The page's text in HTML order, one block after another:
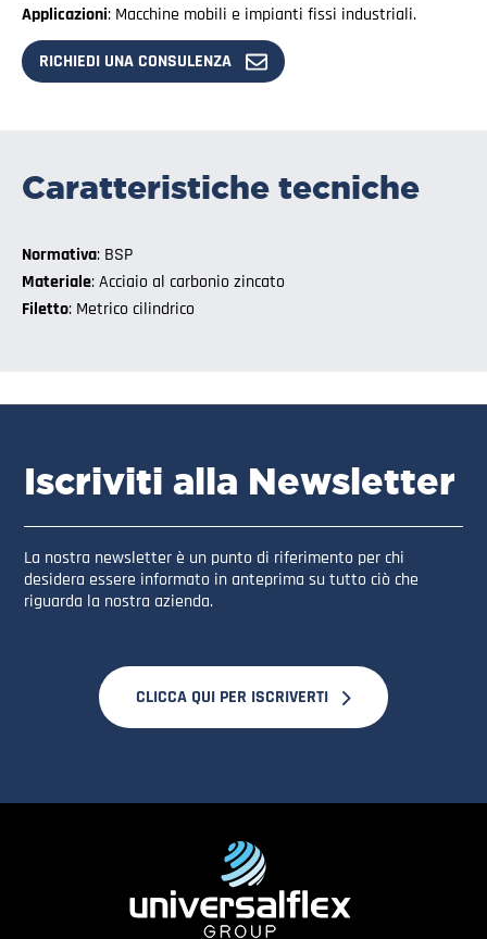
Applicazioni: Macchine mobili e impianti fissi industriali.
RICHIEDI UNA CONSULENZA
Caratteristiche tecniche
Normativa: BSP
Materiale: Acciaio al carbonio zincato
Filetto: Metrico cilindrico
Iscriviti alla Newsletter
La nostra newsletter è un punto di riferimento per chi
desidera essere informato in anteprima su tutto ciò che
riguarda la nostra azienda.
CLICCA QUI PER ISCRIVERTI